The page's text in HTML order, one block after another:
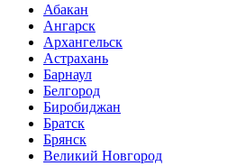
Абакан
Ангарск
Архангельск
Астрахань
Барнаул
Белгород
Биробиджан
Братск
Брянск
Великий Новгород